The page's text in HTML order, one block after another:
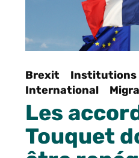
Brexit
Institutions
International
Les
Touquet